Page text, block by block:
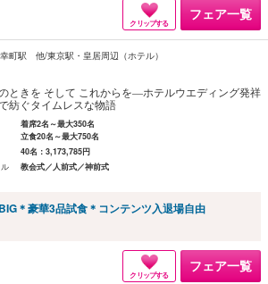
クリップする
フェア一覧
町駅 他/東京駅・皇居周辺（ホテル）
ときを そして これからを―ホテルウエディング発祥
紡ぐタイムレスな物語
着席2名～最大350名
立食20名～最大750名
40名：3,173,785円
教会式／人前式／神前式
＊豪華3品試食＊コンテンツ入退場自由
クリップする
フェア一覧